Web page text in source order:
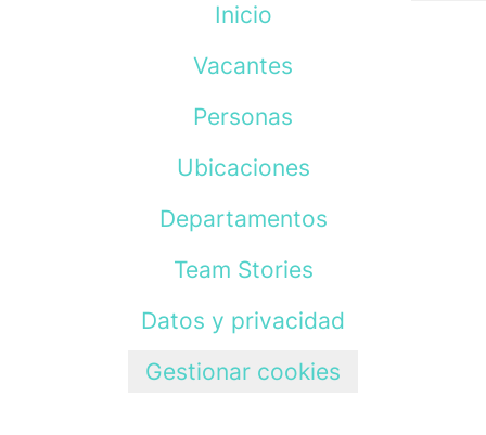
Inicio
Vacantes
Personas
Ubicaciones
Departamentos
Team Stories
Datos y privacidad
Gestionar cookies